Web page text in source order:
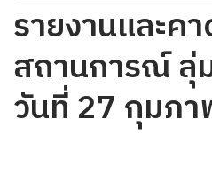
รายงานและค
สถานการณ์ ลุ่
วันที่ 27 กุมภ